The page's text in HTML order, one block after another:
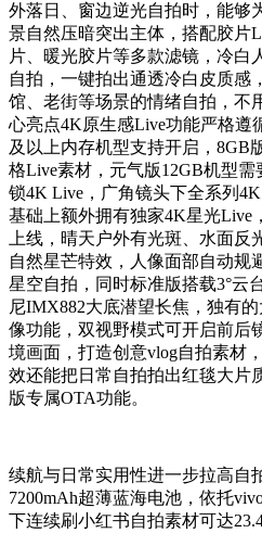
外落日、窗边逆光自拍时，能够
景自然压暗突出主体，搭配胶片
片、暖光胶片等多款滤镜，冷白
自拍，一键拍出通透冷白皮质感
馆、老街等场景的情绪自拍，不
心亮点4K原生感Live功能严格遵
及以上内存机型支持开启，8GB
格Live素材，元气版12GB机型
锁4K Live，广角镜头下全系列
基础上额外拥有独家4K星光Live
上线，晴天户外有光斑、水面
自然星芒特效，人像面部自动规
星空自拍，同时标准版搭载3°云
尼IMX882大底潜望长焦，独有
像功能，双视野模式可开启前后
境画面，打造创意vlog自拍素材
效还能把日常自拍拍出红毯大片
版专属OTA功能。
续航与日常实用性进一步拉高自
7200mAh超薄蓝海电池，依托
下连续刷小红书自拍素材可达